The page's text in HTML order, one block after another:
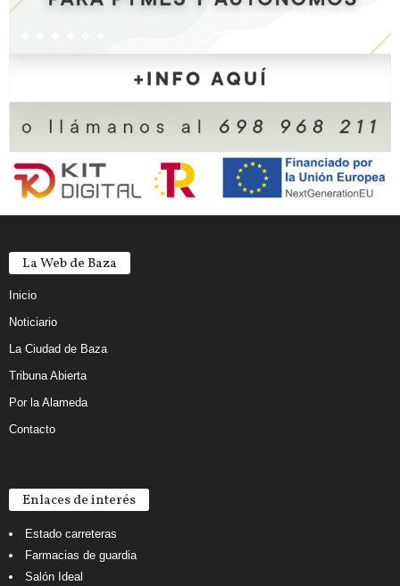
La Web de Baza
Inicio
Noticiario
La Ciudad de Baza
Tribuna Abierta
Por la Alameda
Contacto
Enlaces de interés
Estado carreteras
Farmacias de guardia
Salón Ideal